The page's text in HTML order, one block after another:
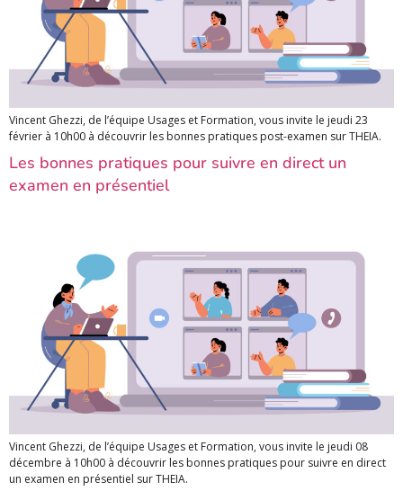
Vincent Ghezzi, de l’équipe Usages et Formation, vous invite le jeudi 23
février à 10h00 à découvrir les bonnes pratiques post-examen sur THEIA.
Les bonnes pratiques pour suivre en direct un
examen en présentiel
Vincent Ghezzi, de l’équipe Usages et Formation, vous invite le jeudi 08
décembre à 10h00 à découvrir les bonnes pratiques pour suivre en direct
un examen en présentiel sur THEIA.